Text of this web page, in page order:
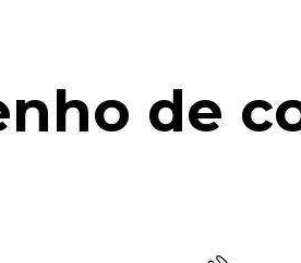
de